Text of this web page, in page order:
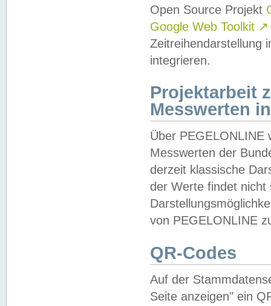
Open Source Projekt
Google Web Toolkit ↗
Zeitreihendarstellung
integrieren.
Projektarbeit
Messwerten
Über PEGELONLINE
Messwerten der
derzeit klassische
der Werte findet
von PEGELONLINE
QR-Codes
Auf der
Seite anzeigen" ein